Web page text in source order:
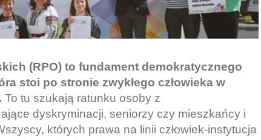
(RPO) to fundament demokratycznego
stoi po stronie zwykłego człowieka w
To tu szukają ratunku osoby z
dyskryminacji, seniorzy czy mieszkańcy i
których prawa na linii człowiek-instytucja